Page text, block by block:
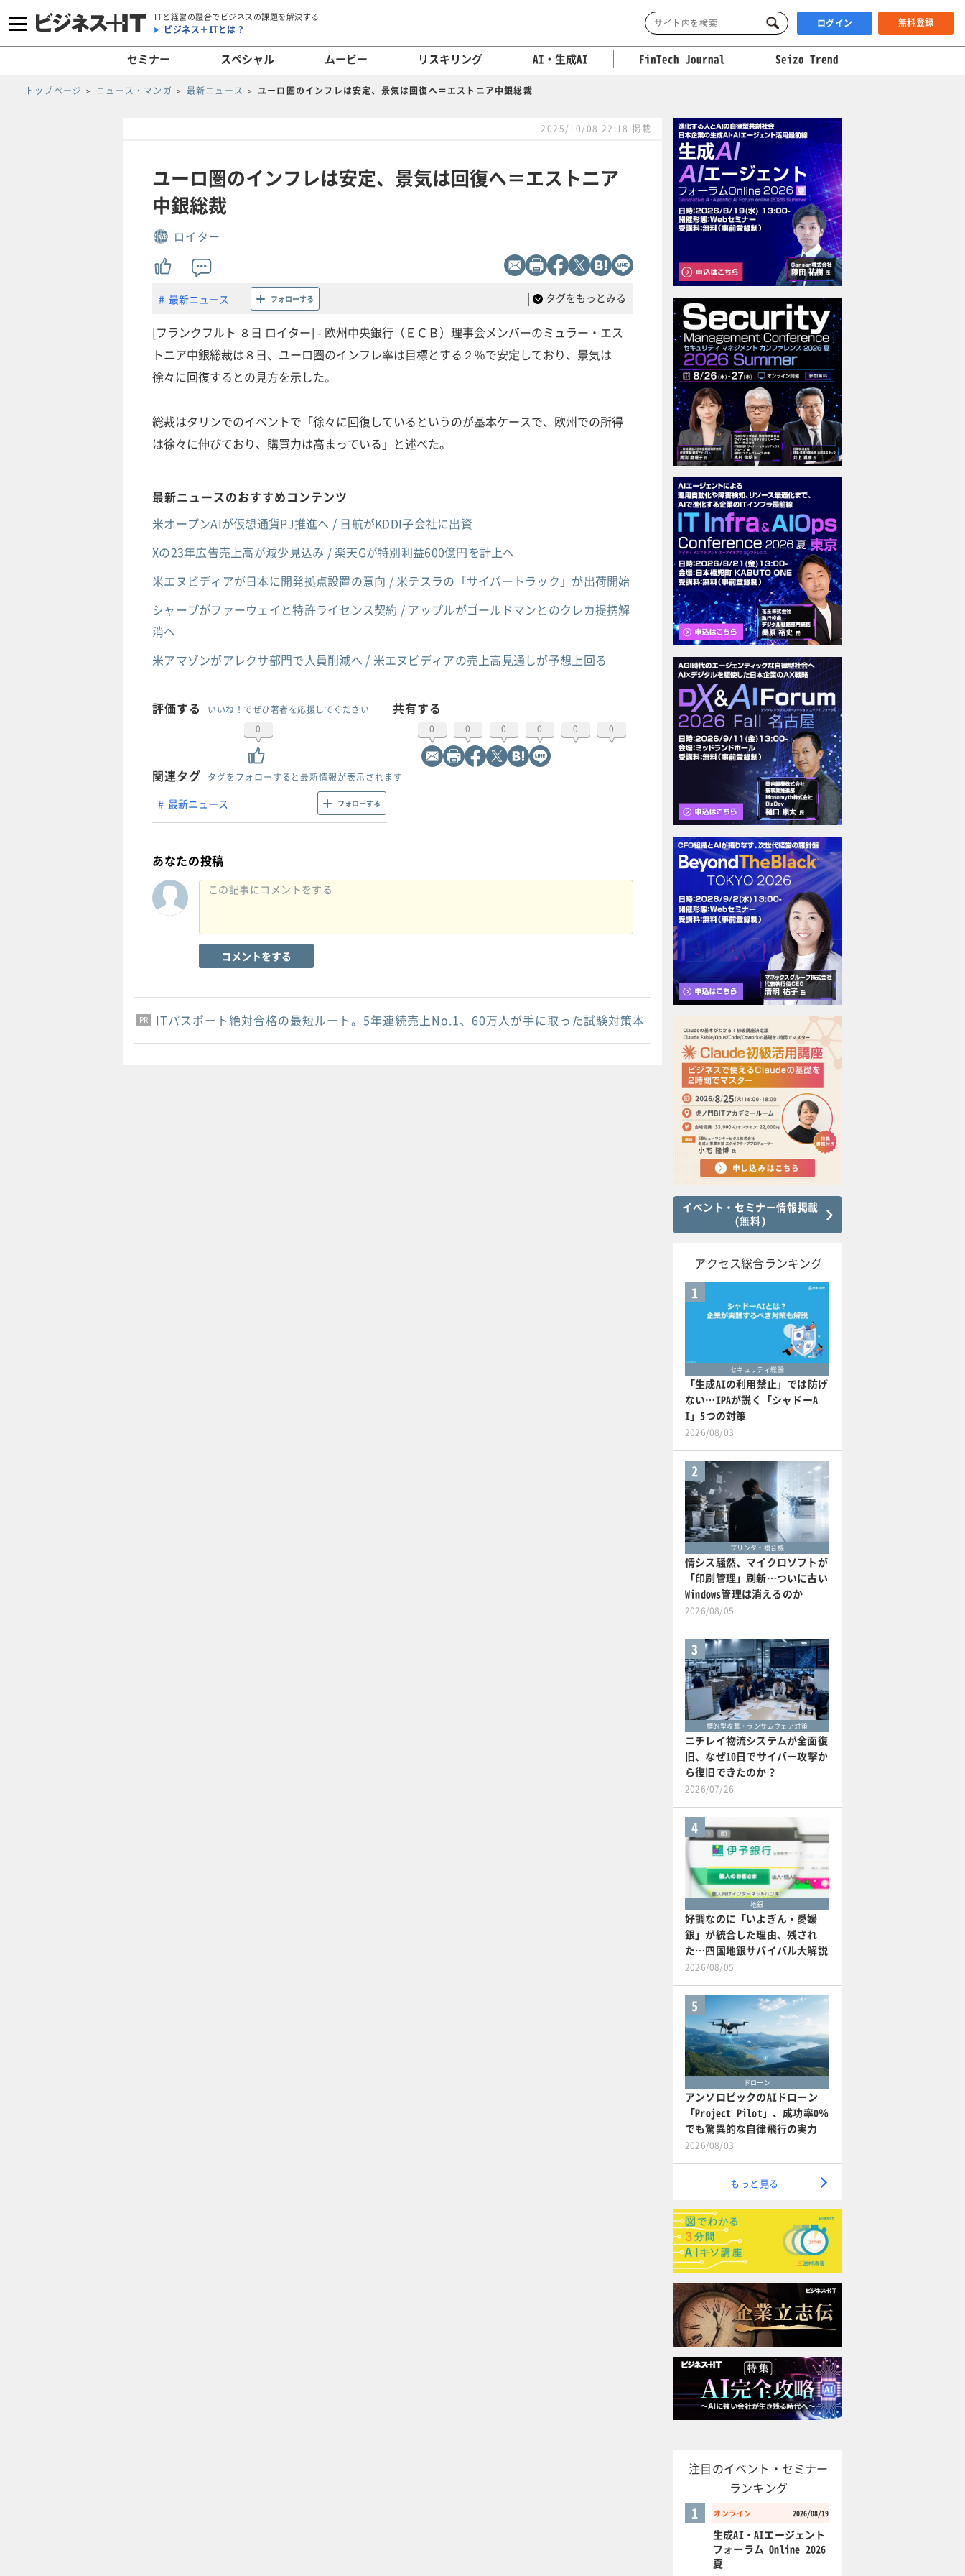
ITと経営の融合でビジネスの課題を解決する
ビジネス＋ITとは？ ログイン 無料登録
セミナー スペシャル ムービー リスキリング AI・生成AI FinTech Journal Seizo Trend
トップページ ニュース・マンガ 最新ニュース ユーロ圏のインフレは安定、景気は回復へ＝エストニア中銀総裁
2025/10/08 22:18 掲載
ユーロ圏のインフレは安定、景気は回復へ＝エストニア
中銀総裁
ロイター
最新ニュース フォローする | タグをもっとみる
[フランクフルト ８日 ロイター] - 欧州中央銀行（ＥＣＢ）理事会メンバーのミュラー・エス
トニア中銀総裁は８日、ユーロ圏のインフレ率は目標とする２％で安定しており、景気は
徐々に回復するとの見方を示した。
総裁はタリンでのイベントで「徐々に回復しているというのが基本ケースで、欧州での所得
は徐々に伸びており、購買力は高まっている」と述べた。
最新ニュースのおすすめコンテンツ
米オープンAIが仮想通貨PJ推進へ / 日航がKDDI子会社に出資
Xの23年広告売上高が減少見込み / 楽天Gが特別利益600億円を計上へ
米エヌビディアが日本に開発拠点設置の意向 / 米テスラの「サイバートラック」が出荷開始
シャープがファーウェイと特許ライセンス契約 / アップルがゴールドマンとのクレカ提携解
消へ
米アマゾンがアレクサ部門で人員削減へ / 米エヌビディアの売上高見通しが予想上回る
評価する
いいね！でぜひ著者を応援してください
0
共有する
0 0 0 0 0 0
関連タグ タグをフォローすると最新情報が表示されます
最新ニュース フォローする
あなたの投稿
コメントをする
PR
PR
PR ITパスポート絶対合格の最短ルート。5年連続売上No.1、60万人が手に取った試験対策本
イベント・セミナー情報掲載
(無料)
アクセス総合ランキング
1
セキュリティ総論
「生成AIの利用禁止」では防げ
ない…IPAが説く「シャドーA
I」5つの対策
2026/08/03
2
プリンタ・複合機
情シス騒然、マイクロソフトが
「印刷管理」刷新…ついに古い
Windows管理は消えるのか
2026/08/05
3
標的型攻撃・ランサムウェア対策
ニチレイ物流システムが全面復
旧、なぜ10日でサイバー攻撃か
ら復旧できたのか？
2026/07/26
4
地銀
好調なのに「いよぎん・愛媛
銀」が統合した理由、残され
た…四国地銀サバイバル大解説
2026/08/05
5
ドローン
アンソロピックのAIドローン
「Project Pilot」、成功率0％
でも驚異的な自律飛行の実力
2026/08/03
もっと見る
注目のイベント・セミナー
ランキング
オンライン 2026/08/19
1
生成AI・AIエージェント
フォーラム Online 2026
夏